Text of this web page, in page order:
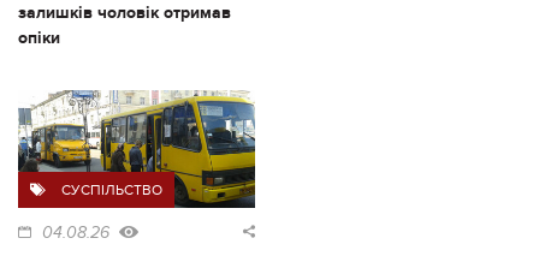
залишків чоловік отримав
опіки
СУСПІЛЬСТВО
04.08.26